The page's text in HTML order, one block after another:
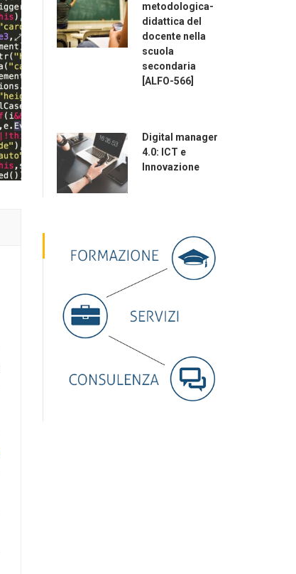
metodologica-
didattica del
docente nella
scuola
secondaria
[ALFO-566]
Digital manager
4.0: ICT e
Innovazione